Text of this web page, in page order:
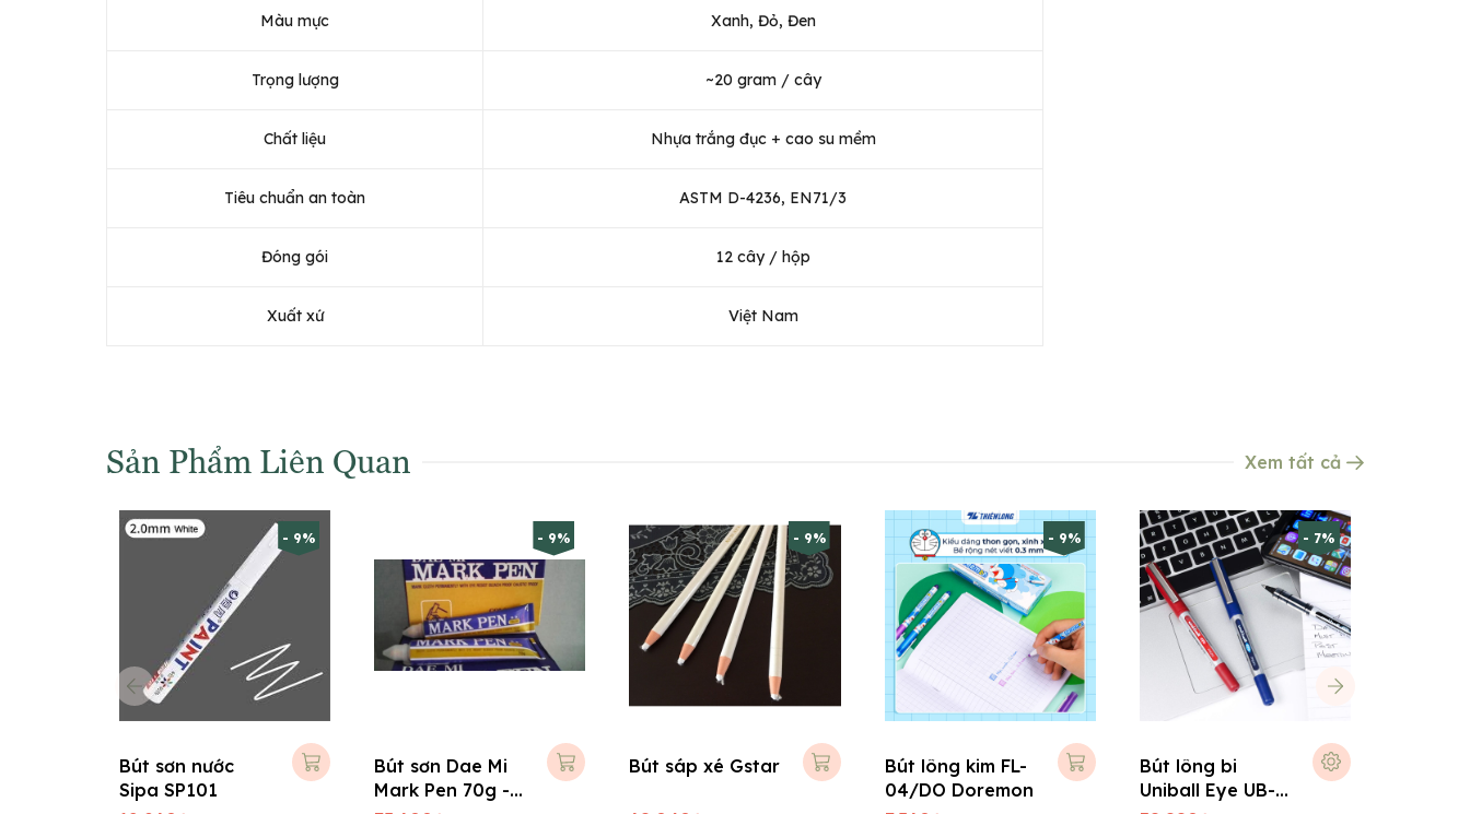
Màu mực Xanh, Đỏ, Đen
Trọng lượng ~20 gram / cây
Chất liệu Nhựa trắng đục + cao su mềm
Tiêu chuẩn an toàn ASTM D-4236, EN71/3
Đóng gói 12 cây / hộp
Xuất xứ Việt Nam
Sản Phẩm Liên Quan Xem tất cả
- 9%
Bút sơn nước
Sipa SP101
- 9%
Bút sơn Dae Mi
Mark Pen 70g -
- 9%
Bút sáp xé Gstar
- 9%
Bút lông kim FL-
04/DO Doremon
- 7%
Bút lông bi
Uniball Eye UB-